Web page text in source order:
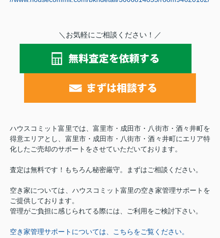
＼お気軽にご相談ください！／
ハウスコミット富里では、富里市・成田市・八街市・酒々井町を
得意エリアとし、 富里市・成田市・八街市・酒々井町にエリア特
化したご売却のサポートをさせていただいております。
査定は無料です！もちろん秘密厳守。まずはご相談ください。
空き家については、ハウスコミット富里の空き家管理サポートを
ご提供しております。
管理がご負担に感じられてる際には、ご利用をご検討下さい。
空き家管理サポートについては、こちらをご覧ください。